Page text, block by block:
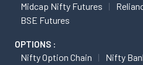
Midcap Nifty Futures
BSE Futures
OPTIONS :
Nifty Option Chain
Nifty